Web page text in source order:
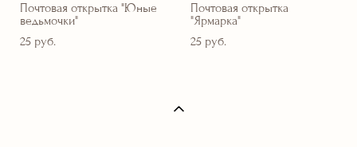
Почтовая открытка "Юные
ведьмочки"
25 pуб.
Почтовая открытка
"Ярмарка"
25 pуб.